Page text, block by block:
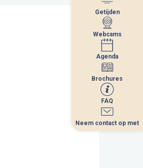
Getijden
Webcams
Agenda
Brochures
FAQ
Neem contact op met